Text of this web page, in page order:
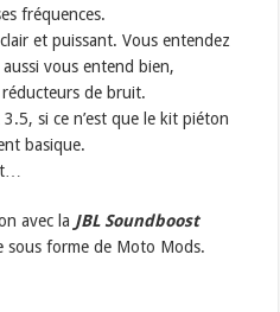
fréquences.
et puissant. Vous entendez
vous entend bien,
de bruit.
si ce n’est que le kit piéton
basique.
avec la JBL Soundboost
sous forme de Moto Mods.